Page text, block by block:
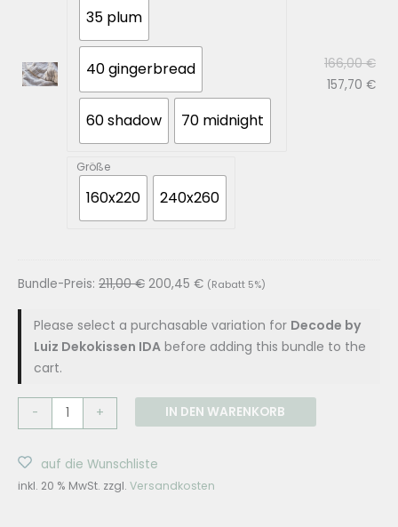
35 plum
40 gingerbread
60 shadow 70 midnight
Größe
160x220 240x260
166,00€
157,70 €
Bundle-Preis: 211,00€ 200,45 € (Rabatt 5%)
Please select a purchasable variation for Decode by
Luiz Dekokissen IDA before adding this bundle to the
cart.
-
by
Plaid
&
+ IN DEN WARENKORB
auf die Wunschliste
inkl. 20 % MwSt. zzgl. Versandkosten